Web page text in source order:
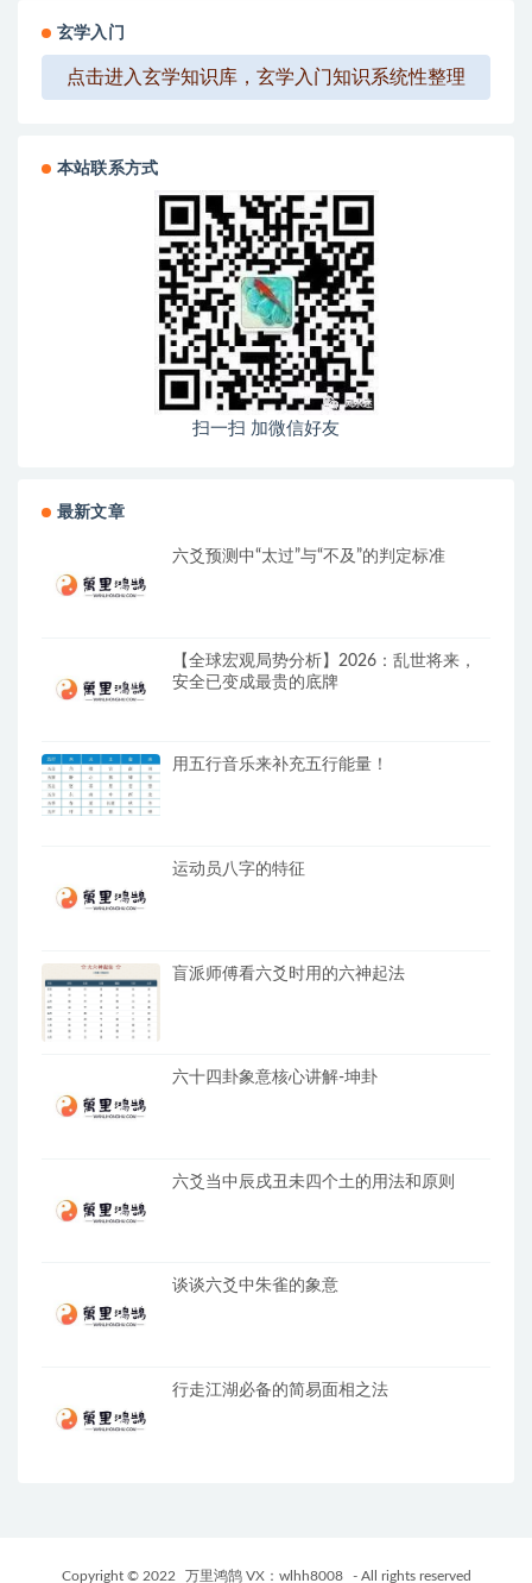
玄学入门
点击进入玄学知识库，玄学入门知识系统性整理
本站联系方式
扫一扫 加微信好友
最新文章
六爻预测中“太过”与“不及”的判定标准
【全球宏观局势分析】2026：乱世将来，
安全已变成最贵的底牌
用五行音乐来补充五行能量！
运动员八字的特征
盲派师傅看六爻时用的六神起法
六十四卦象意核心讲解-坤卦
六爻当中辰戌丑未四个土的用法和原则
谈谈六爻中朱雀的象意
行走江湖必备的简易面相之法
Copyright © 2022 万里鸿鹄 VX：wlhh8008 - All rights reserved